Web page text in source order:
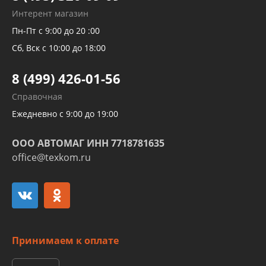
Рукавов гидроусилителей
Рукавов компрессоров и турбин
Трубок кондиционеров
Развертка пайка медных стальных
алюминиевых трубок и штуцеров
Интерент магазин
Пн-Пт с 9:00 до 20 :00
Сб, Вск с 10:00 до 18:00
8 (499) 426-01-56
Справочная
Ежедневно с 9:00 до 19:00
ООО АВТОМАГ ИНН 7718781635
office@texkom.ru
Принимаем к оплате